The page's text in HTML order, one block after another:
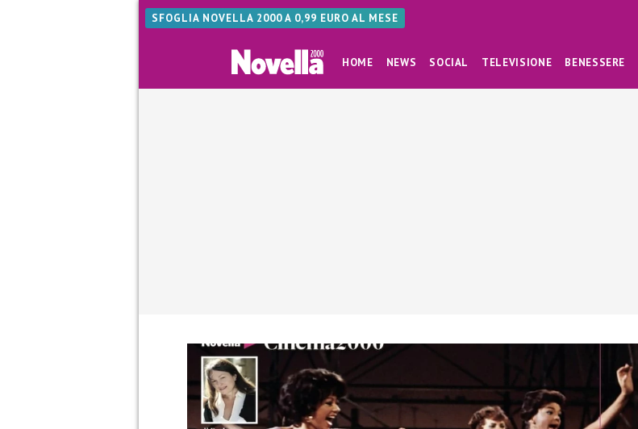
SFOGLIA NOVELLA 2000 A 0,99 EURO AL MESE
HOME NEWS SOCIAL TELEVISIONE BENESSERE